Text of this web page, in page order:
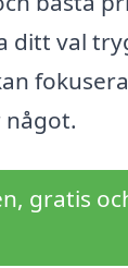
ditt val
gratis